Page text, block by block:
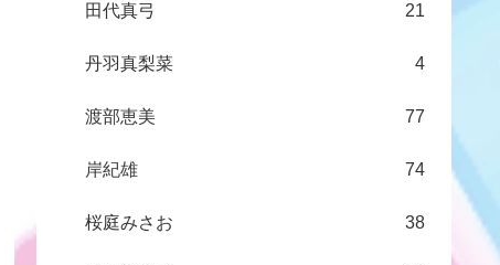
田代真弓 21
丹羽真梨菜 4
渡部恵美 77
岸紀雄 74
桜庭みさお 38